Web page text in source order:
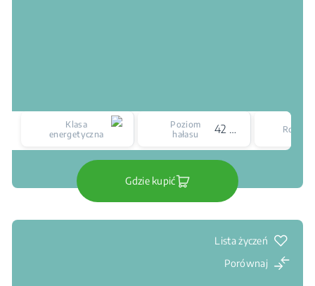
Klasa
energetyczna
Poziom
hałasu
42 dBA
Gdzie kupić
Lista życzeń
Porównaj